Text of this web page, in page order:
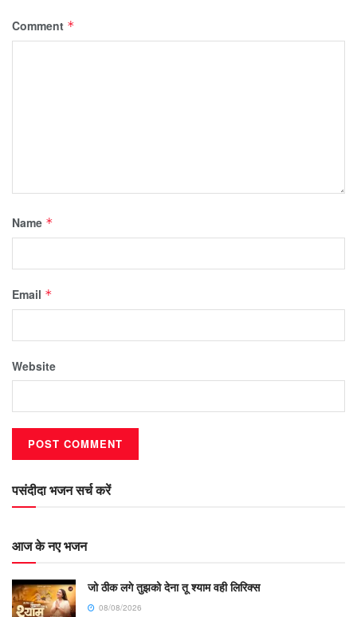
Comment *
Name *
Email *
Website
पसंदीदा भजन सर्च करें
आज के नए भजन
जो ठीक लगे तुझको देना तू श्याम वही लिरिक्स
08/08/2026